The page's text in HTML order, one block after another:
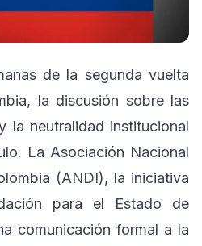
de la segunda vuelta
la discusión sobre las
la neutralidad institucional
La Asociación Nacional
(ANDI), la iniciativa
para el Estado de
comunicación formal a la